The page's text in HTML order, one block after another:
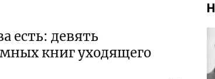
есть: девять
книг уходящего